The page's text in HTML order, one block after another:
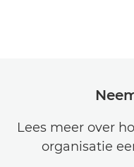
Lees meer over
organisatie